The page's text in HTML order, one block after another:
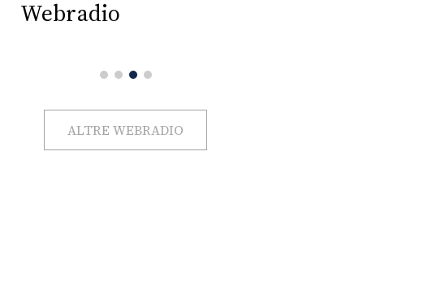
Webradio
ALTRE WEBRADIO